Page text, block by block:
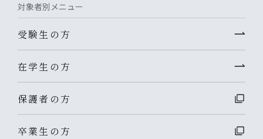
対象者別メニュー
受験生の方
在学生の方
保護者の方
卒業生の方